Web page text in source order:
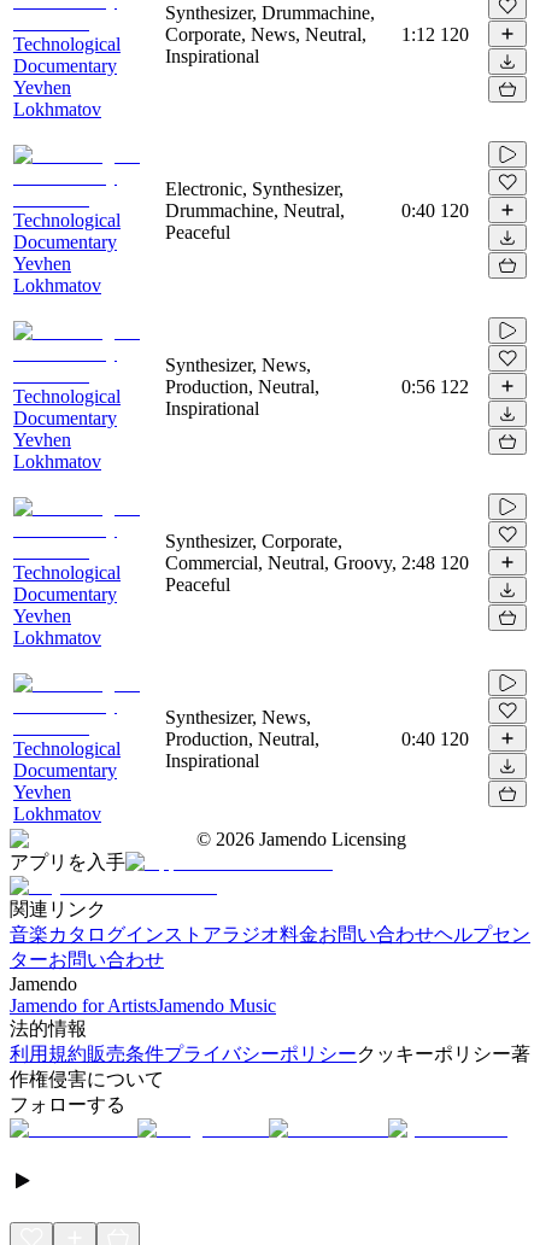
Technological
Documentary
Yevhen
Lokhmatov
Synthesizer, Drummachine,
Corporate, News, Neutral,
Inspirational
1:12 120
Technological
Documentary
Yevhen
Lokhmatov
Electronic, Synthesizer,
Drummachine, Neutral,
Peaceful
0:40 120
Technological
Documentary
Yevhen
Lokhmatov
Synthesizer, News,
Production, Neutral,
Inspirational
0:56 122
Technological
Documentary
Yevhen
Lokhmatov
Synthesizer, Corporate,
Commercial, Neutral, Groovy,
Peaceful
2:48 120
Technological
Documentary
Yevhen
Lokhmatov
Synthesizer, News,
Production, Neutral,
Inspirational
0:40 120
© 2026 Jamendo Licensing
アプリを入手
関連リンク
音楽カタログインストアラジオ料金お問い合わせヘルプセン
ターお問い合わせ
Jamendo
Jamendo for ArtistsJamendo Music
法的情報
利用規約販売条件プライバシーポリシークッキーポリシー著
作権侵害について
フォローする